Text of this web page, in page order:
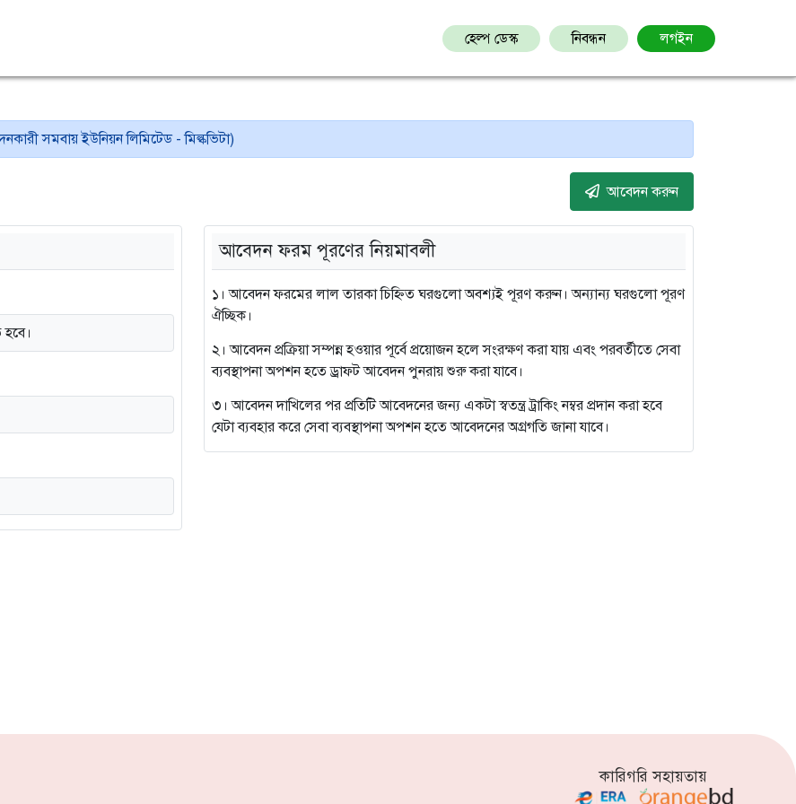
হেল্প ডেস্ক নিবন্ধন লগইন
সমবায় ইউনিয়ন লিমিটেড - মিল্কভিটা)
আবেদন করুন
আবেদন ফরম পূরণের নিয়মাবলী
১। আবেদন ফরমের লাল তারকা চিহ্নিত ঘরগুলো অবশ্যই পূরণ করুন। অন্যান্য ঘরগুলো পূরণ
ঐচ্ছিক।
২। আবেদন প্রক্রিয়া সম্পন্ন হওয়ার পূর্বে প্রয়োজন হলে সংরক্ষণ করা যায় এবং পরবর্তীতে সেবা
ব্যবস্থাপনা অপশন হতে ড্রাফট আবেদন পুনরায় শুরু করা যাবে।
৩। আবেদন দাখিলের পর প্রতিটি আবেদনের জন্য একটা স্বতন্ত্র ট্রাকিং নম্বর প্রদান করা হবে
যেটা ব্যবহার করে সেবা ব্যবস্থাপনা অপশন হতে আবেদনের অগ্রগতি জানা যাবে।
কারিগরি সহায়তায়